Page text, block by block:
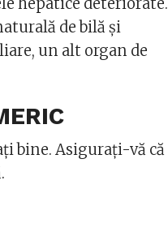
de bilă și
un alt organ de
bine. Asigurați-vă că